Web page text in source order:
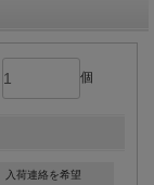
個
入荷連絡を希望